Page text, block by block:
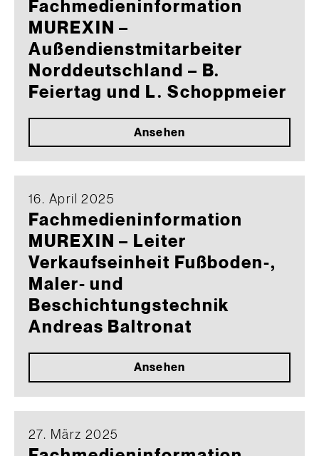
Fachmedieninformation
MUREXIN –
Außendienstmitarbeiter
Norddeutschland – B.
Feiertag und L. Schoppmeier
Ansehen
16. April 2025
Fachmedieninformation
MUREXIN – Leiter
Verkaufseinheit Fußboden-,
Maler- und
Beschichtungstechnik
Andreas Baltronat
Ansehen
27. März 2025